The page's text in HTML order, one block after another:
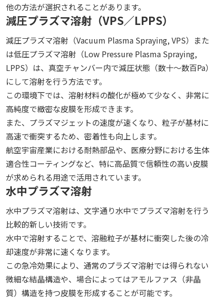
他の方法が選択されることがあります。
減圧プラズマ溶射（VPS／LPPS）
減圧プラズマ溶射（Vacuum Plasma Spraying, VPS）また
は低圧プラズマ溶射（Low Pressure Plasma Spraying,
LPPS）は、真空チャンバー内で減圧状態（数十〜数百Pa）
にして溶射を行う方法です。
この環境下では、溶射材料の酸化が極めて少なく、非常に
高純度で緻密な皮膜を形成できます。
また、プラズマジェットの速度が速くなり、粒子が基材に
高速で衝突するため、密着性も向上します。
航空宇宙産業における耐熱部品や、医療分野における生体
適合性コーティングなど、特に高品質で信頼性の高い皮膜
が求められる用途で活用されています。
水中プラズマ溶射
水中プラズマ溶射は、文字通り水中でプラズマ溶射を行う
比較的新しい技術です。
水中で溶射することで、溶融粒子が基材に衝突した後の冷
却速度が非常に速くなります。
この急冷効果により、通常のプラズマ溶射では得られない
微細な結晶構造や、場合によってはアモルファス（非晶
質）構造を持つ皮膜を形成することが可能です。